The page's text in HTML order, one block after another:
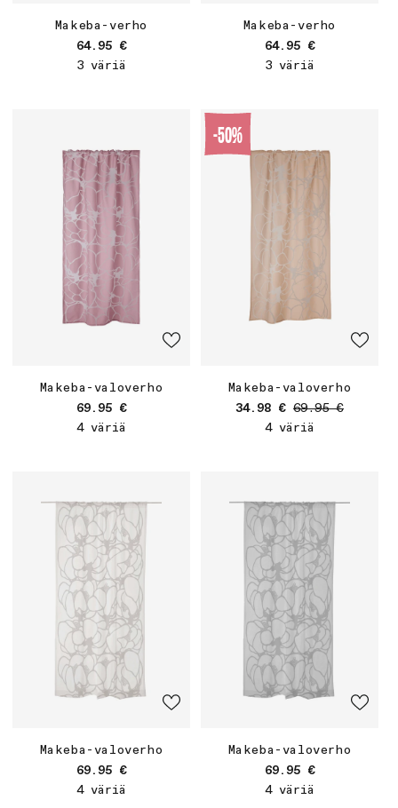
Makeba-verho
Normaalihinta
64.95 €
3 väriä
Makeba-verho
Normaalihinta
64.95 €
3 väriä
Makeba-valoverho
Normaalihinta
69.95 €
4 väriä
Makeba-valoverho
Myyntihinta
34.98 € Normaalihinta
69.95 €
4 väriä
-50%
Makeba-valoverho
Normaalihinta
69.95 €
4 väriä
Makeba-valoverho
Normaalihinta
69.95 €
4 väriä